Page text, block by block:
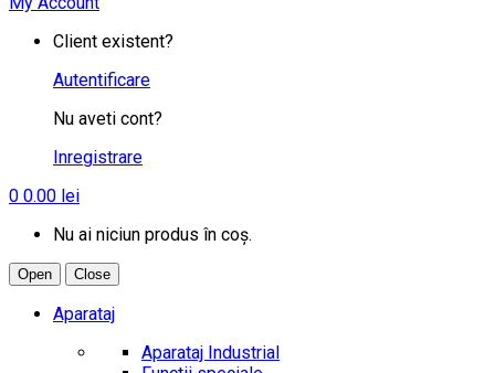
Client existent?
Autentificare
Nu aveti cont?
Inregistrare
0 0.00 lei
Nu ai niciun produs în coș.
Open Close
Aparataj
Aparataj Industrial